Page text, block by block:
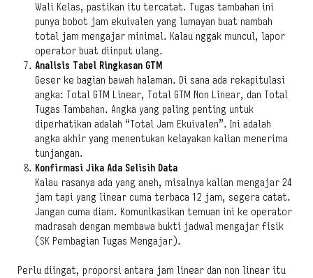
Wali Kelas, pastikan itu tercatat. Tugas tambahan ini
punya bobot jam ekuivalen yang lumayan buat nambah
total jam mengajar minimal. Kalau nggak muncul, lapor
operator buat diinput ulang.
Analisis Tabel Ringkasan GTM
Geser ke bagian bawah halaman. Di sana ada rekapitulasi
angka: Total GTM Linear, Total GTM Non Linear, dan Total
Tugas Tambahan. Angka yang paling penting untuk
diperhatikan adalah “Total Jam Ekuivalen”. Ini adalah
angka akhir yang menentukan kelayakan kalian menerima
tunjangan.
Konfirmasi Jika Ada Selisih Data
Kalau rasanya ada yang aneh, misalnya kalian mengajar 24
jam tapi yang linear cuma terbaca 12 jam, segera catat.
Jangan cuma diam. Komunikasikan temuan ini ke operator
madrasah dengan membawa bukti jadwal mengajar fisik
(SK Pembagian Tugas Mengajar).
Perlu diingat, proporsi antara jam linear dan non linear itu